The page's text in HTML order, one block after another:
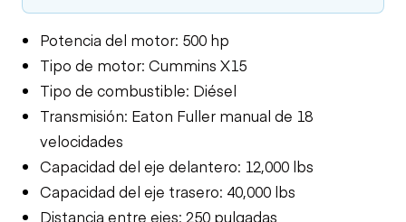
Potencia del motor: 500 hp
Tipo de motor: Cummins X15
Tipo de combustible: Diésel
Transmisión: Eaton Fuller manual de 18
velocidades
Capacidad del eje delantero: 12,000 lbs
Capacidad del eje trasero: 40,000 lbs
Distancia entre ejes: 250 pulgadas